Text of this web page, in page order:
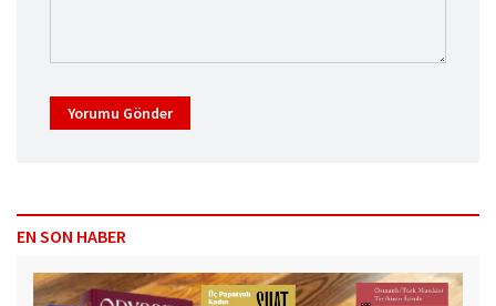
Yorumu Gönder
EN SON HABER